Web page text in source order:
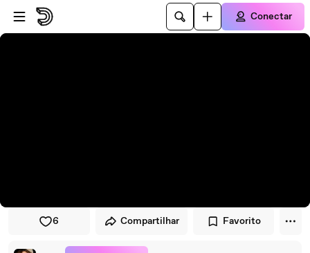
Pular para o player
Ir para o conteúdo principal
Conectar
6 Compartilhar Favorito